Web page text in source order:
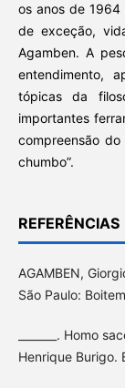
os anos de
de exceção,
Agamben. A
entendimento,
tópicas da
importantes
compreensão
chumbo”.
REFERÊNCIAS
AGAMBEN,
São Paulo:
_______. Homo
Henrique Burigo.